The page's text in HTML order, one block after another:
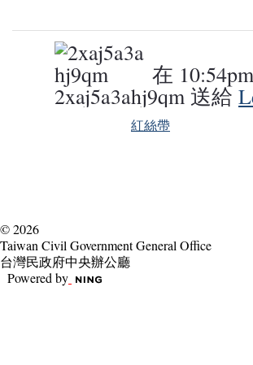
在
2xaj5a3ahj9qm 送給
紅絲帶
© 2026
Taiwan Civil Government General Office
台灣民政府中央辦公廳
Powered by